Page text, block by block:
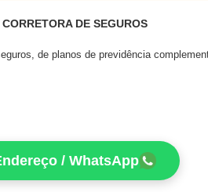
DE SEGUROS
de planos de previdência
/ WhatsApp